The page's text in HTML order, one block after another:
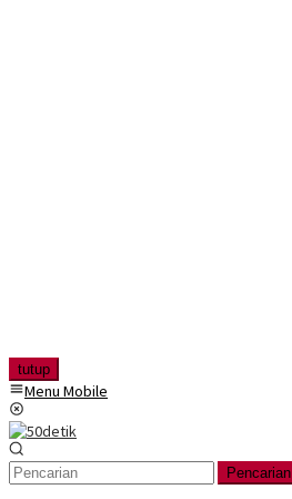
tutup
Menu Mobile
Pencarian